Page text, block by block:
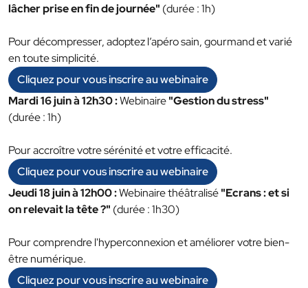
lâcher prise en fin de journée" (durée : 1h)
Pour décompresser, adoptez l’apéro sain, gourmand et varié
en toute simplicité.
Cliquez pour vous inscrire au webinaire
Mardi 16 juin à 12h30 :Webinaire"Gestion du stress"
(durée : 1h)
Pour accroître votre sérénité et votre efficacité.
Cliquez pour vous inscrire au webinaire
Jeudi 18 juin à 12h00 :Webinaire théâtralisé"Ecrans : et si
on relevait la tête ?" (durée : 1h30)
Pour comprendre l'hyperconnexion et améliorer votre bien-
être numérique.
Cliquez pour vous inscrire au webinaire